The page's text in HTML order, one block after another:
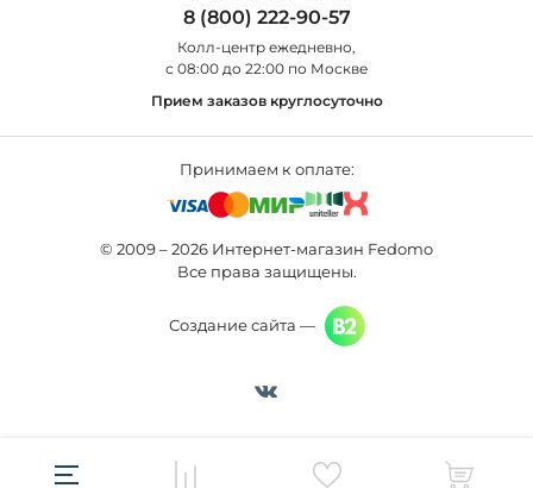
Уличные светильники
8 (800) 222-90-57
Колл-центр eжедневно,
с 08:00 до 22:00 по Москве
Прием заказов круглосуточно
Принимаем к оплате:
© 2009 – 2026 Интернет-магазин Fedomo
Все права защищены.
Создание сайта —